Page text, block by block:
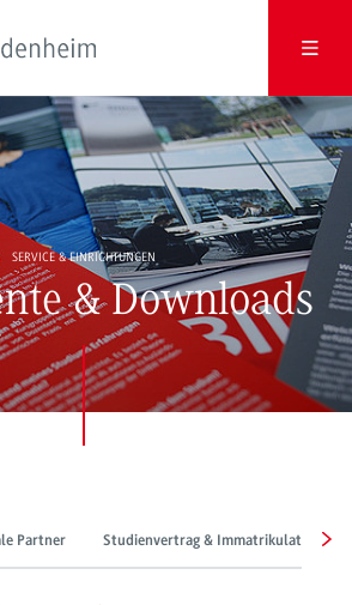
SERVICE & EINRICHTUNGEN
& Downloads
Partner Studienvertrag & Immatrikulation